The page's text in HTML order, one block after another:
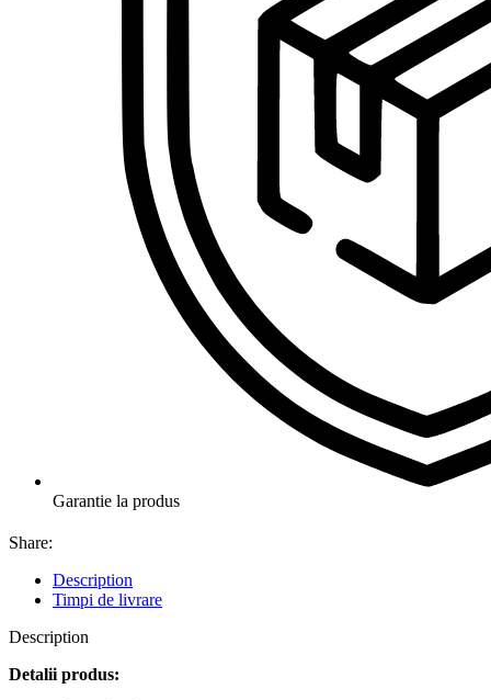
Garantie la produs
Share:
Description
Timpi de livrare
Description
Detalii produs: